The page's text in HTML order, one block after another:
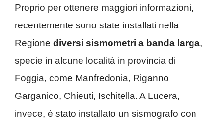
Proprio per ottenere maggiori informazioni,
recentemente sono state installati nella
Regione diversi sismometri a banda larga,
specie in alcune località in provincia di
Foggia, come Manfredonia, Riganno
Garganico, Chieuti, Ischitella. A Lucera,
invece, è stato installato un sismografo con